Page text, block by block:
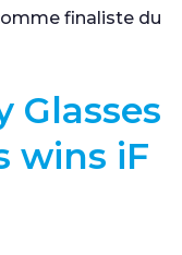
finaliste du
Glasses
wins iF